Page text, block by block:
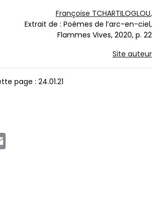
Françoise TCHARTILOGLOU,
Extrait de : Poèmes de l’arc-en-ciel,
Flammes Vives, 2020, p. 22
Site auteur
page : 24.01.21